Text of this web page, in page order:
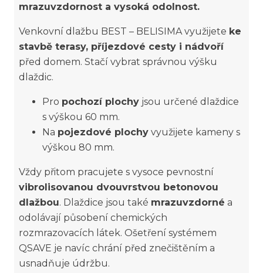
mrazuvzdornost a vysoká odolnost.
Venkovní dlažbu BEST – BELISIMA využijete ke
stavbě terasy, příjezdové cesty i nádvoří
před domem. Stačí vybrat správnou výšku
dlaždic.
Pro pochozí plochy jsou určené dlaždice
s výškou 60 mm.
Na pojezdové plochy využijete kameny s
výškou 80 mm.
Vždy přitom pracujete s vysoce pevnostní
vibrolisovanou dvouvrstvou betonovou
dlažbou. Dlaždice jsou také mrazuvzdorné a
odolávají působení chemických
rozmrazovacích látek. Ošetření systémem
QSAVE je navíc chrání před znečištěním a
usnadňuje údržbu.